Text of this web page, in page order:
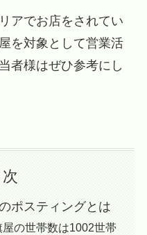
アでお店をされてい
を対象として営業活
者様はぜひ参考にし
次
ポスティングとは
の世帯数は1002世帯